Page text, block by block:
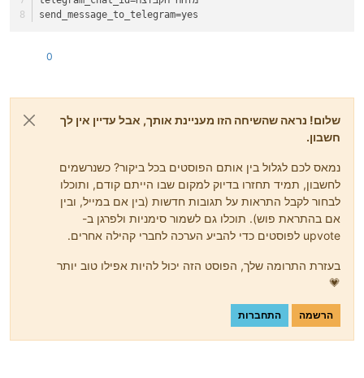
send_message_to_telegram=yes
0
שלום! נראה שהשיחה הזו מעניינת אותך, אבל עדיין אין לך
חשבון.
נמאס לכם לגלול בין אותם הפוסטים בכל ביקור? כשנרשמים
לחשבון, תמיד תחזרו בדיוק למקום שבו הייתם קודם, ותוכלו
לבחור לקבל התראות על תגובות חדשות (בין אם במייל, ובין
אם בהתראת פוש). תוכלו גם לשמור סימניות ולפרגן ב-
upvote לפוסטים כדי להביע הערכה לחברי קהילה אחרים.
בעזרת התרומה שלך, הפוסט הזה יכול להיות אפילו טוב יותר
💗
הרשמה התחברות